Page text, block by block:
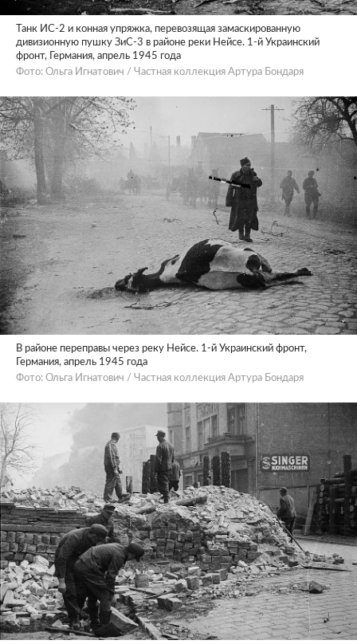
Танк ИС-2 и конная упряжка, перевозящая замаскированную
дивизионную пушку ЗиС-3 в районе реки Нейсе. 1-й Украинский
фронт, Германия, апрель 1945 года
Фото: Ольга Игнатович / Частная коллекция Артура Бондаря
В районе переправы через реку Нейсе. 1-й Украинский фронт,
Германия, апрель 1945 года
Фото: Ольга Игнатович / Частная коллекция Артура Бондаря